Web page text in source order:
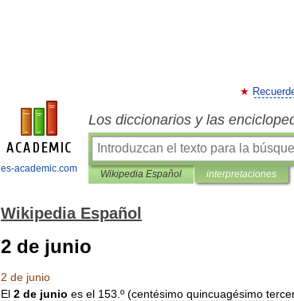
es-academic.com
Los diccionarios y las
Wikipedia Español interpretaciones
Wikipedia Español
2 de junio
2 de junio
El 2 de junio es el 153 º (centésimo quincuagésimo